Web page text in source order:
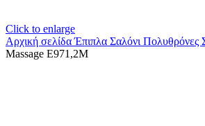
Click to enlarge
Αρχική σελίδαΈπιπλα Σαλόνι Πολυθρόνες
Massage E971,2M